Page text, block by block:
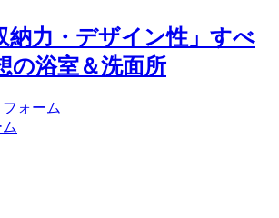
納力・デザイン性」すべ
の浴室＆洗面所
ォーム